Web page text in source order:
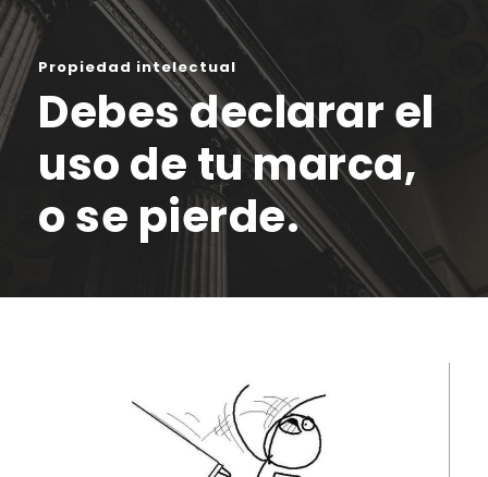
Propiedad intelectual
Debes declarar el
uso de tu marca,
o se pierde.